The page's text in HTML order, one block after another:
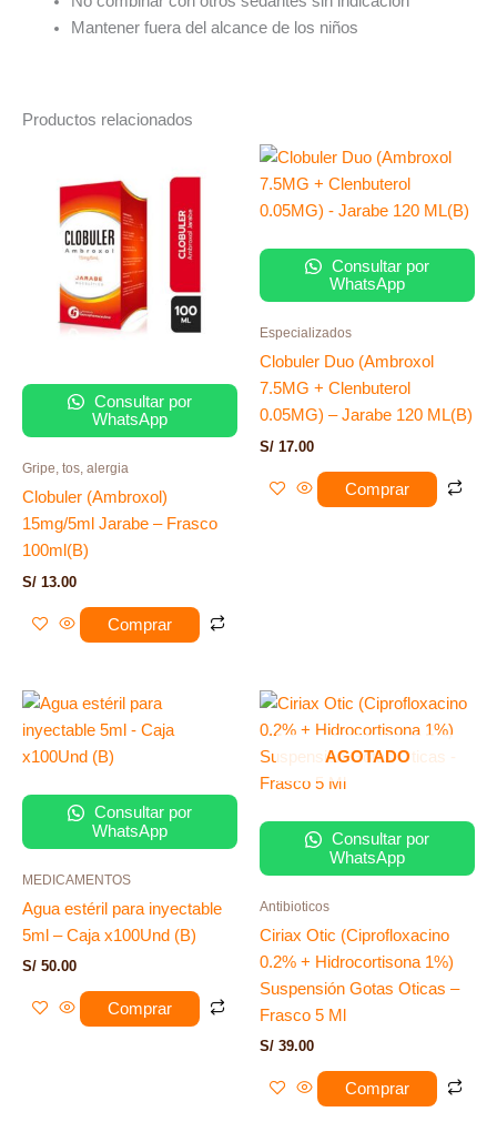
Mantener fuera del alcance de los niños
Productos relacionados
Consultar por
WhatsApp
Gripe, tos, alergia
Clobuler (Ambroxol)
15mg/5ml Jarabe – Frasco
100ml(B)
S/ 13.00
Comprar
Consultar por
WhatsApp
Especializados
Clobuler Duo (Ambroxol
7.5MG + Clenbuterol
0.05MG) – Jarabe 120 ML(B)
S/ 17.00
Comprar
Consultar por
WhatsApp
MEDICAMENTOS
Agua estéril para inyectable
5ml – Caja x100Und (B)
S/ 50.00
Comprar
AGOTADO
Consultar por
WhatsApp
Antibioticos
Ciriax Otic (Ciprofloxacino
0.2% + Hidrocortisona 1%)
Suspensión Gotas Oticas –
Frasco 5 Ml
S/ 39.00
Comprar